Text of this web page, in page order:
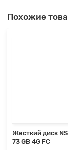
Похожие
Жесткий диск
73 GB 4G FC